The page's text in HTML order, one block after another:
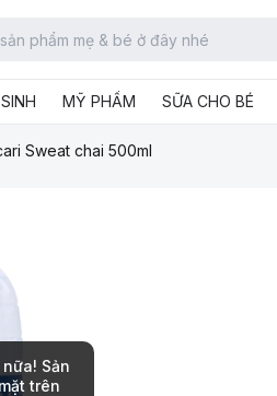
MỸ PHẨM SỮA CHO BÉ
Sweat chai 500ml
Sản
trên